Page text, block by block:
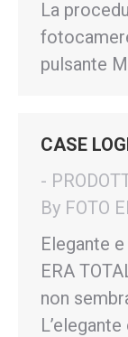
La
pulsante
CASE
-
By FOTO
Elegante
ERA
non